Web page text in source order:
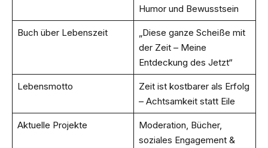
Humor und Bewusstsein
Buch über Lebenszeit
„Diese ganze Scheiße mit
der Zeit – Meine
Entdeckung des Jetzt“
Lebensmotto
Zeit ist kostbarer als Erfolg
– Achtsamkeit statt Eile
Aktuelle Projekte
Moderation, Bücher,
soziales Engagement &